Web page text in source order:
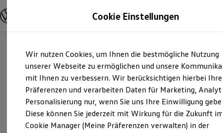
Hauptinhalt
springen
Footer
springen
Modelle und Konfigurator
Modelle vergleichen
Elektroautos
ENERGY Sondermodelle
Nutzfahrzeuge
SUV und CUV
Familienautos
Kombis
Kompaktwagen
Sportwagen
Schnell verfügbare Fahrzeuge
Cookie Einstellungen
Wir nutzen Cookies, um Ihnen die bestmögliche Nutzung
unserer Webseite zu ermöglichen und unsere
mit Ihnen zu verbessern. Wir berücksichtigen hierbei Ihre
Präferenzen und verarbeiten Daten für Marketing,
Personalisierung nur, wenn Sie uns Ihre Einwilligung
Diese können Sie jederzeit mit Wirkung für die Zukunft
Cookie Manager (Meine Präferenzen verwalten) in der